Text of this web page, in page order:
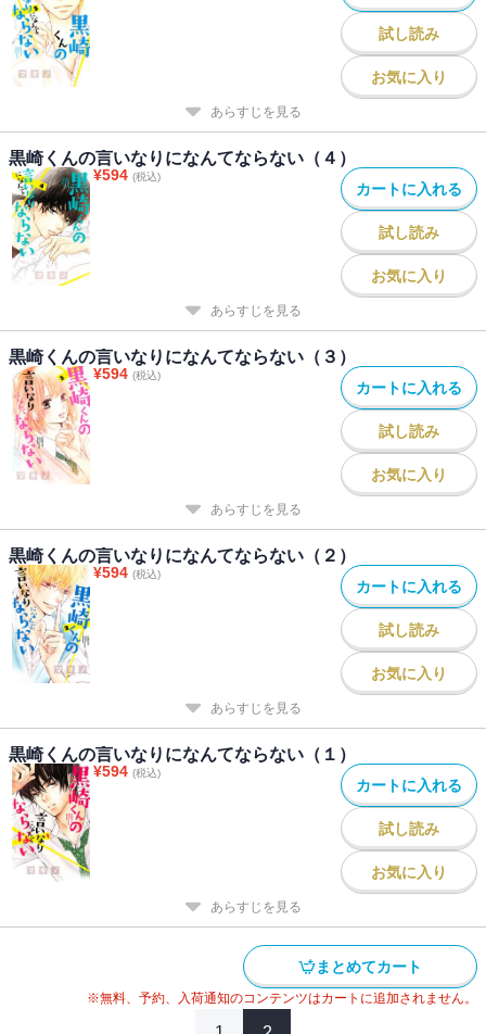
試し読み
お気に入り
あらすじを見る
黒崎くんの言いなりになんてならない（４）
¥594 (税込)
カートに入れる
試し読み
お気に入り
あらすじを見る
黒崎くんの言いなりになんてならない（３）
¥594 (税込)
カートに入れる
試し読み
お気に入り
あらすじを見る
黒崎くんの言いなりになんてならない（２）
¥594 (税込)
カートに入れる
試し読み
お気に入り
あらすじを見る
黒崎くんの言いなりになんてならない（１）
¥594 (税込)
カートに入れる
試し読み
お気に入り
あらすじを見る
まとめてカート
※無料、予約、入荷通知のコンテンツはカートに追加されません。